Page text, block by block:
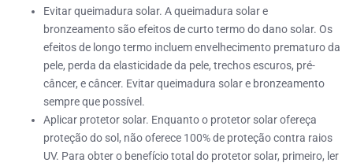
Evitar queimadura solar. A queimadura solar e
bronzeamento são efeitos de curto termo do dano solar. Os
efeitos de longo termo incluem envelhecimento prematuro da
pele, perda da elasticidade da pele, trechos escuros, pré-
câncer, e câncer. Evitar queimadura solar e bronzeamento
sempre que possível.
Aplicar protetor solar. Enquanto o protetor solar ofereça
proteção do sol, não oferece 100% de proteção contra raios
UV. Para obter o benefício total do protetor solar, primeiro, ler